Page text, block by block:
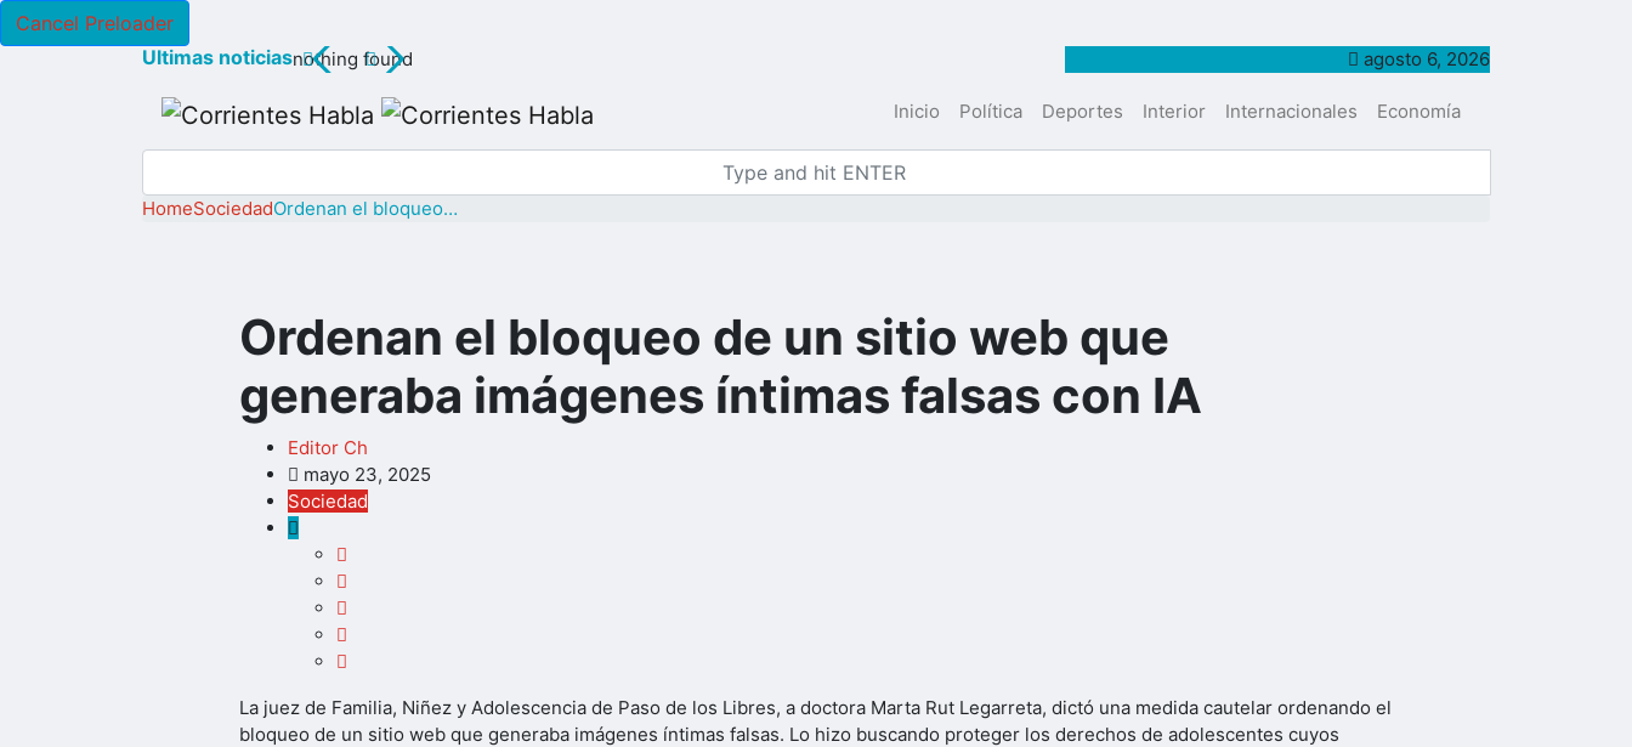
Cancel Preloader
nothing found agosto 6, 2026
Inicio Política Deportes Interior Internacionales Economía
HomeSociedadOrdenan el bloqueo…
Ordenan el bloqueo de un sitio web que
generaba imágenes íntimas falsas con IA
Editor Ch
mayo 23, 2025
Sociedad
La juez de Familia, Niñez y Adolescencia de Paso de los Libres, a doctora Marta Rut Legarreta, dictó una medida cautelar ordenando el
bloqueo de un sitio web que generaba imágenes íntimas falsas. Lo hizo buscando proteger los derechos de adolescentes cuyos